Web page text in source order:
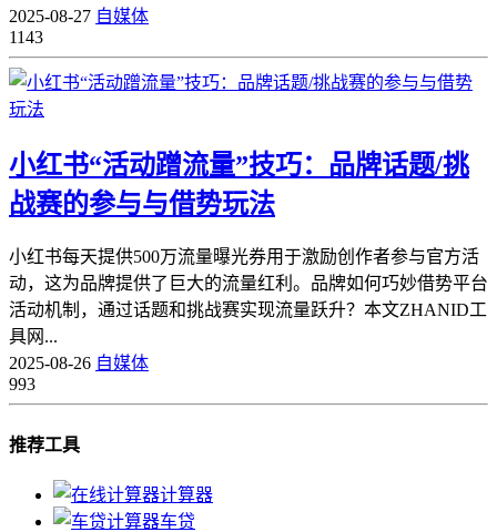
2025-08-27 自媒体
1143
小红书“活动蹭流量”技巧：品牌话题/挑
战赛的参与与借势玩法
小红书每天提供500万流量曝光券用于激励创作者参与官方活
动，这为品牌提供了巨大的流量红利。品牌如何巧妙借势平台
活动机制，通过话题和挑战赛实现流量跃升？本文ZHANID工
具网...
2025-08-26 自媒体
993
推荐工具
计算器
车贷